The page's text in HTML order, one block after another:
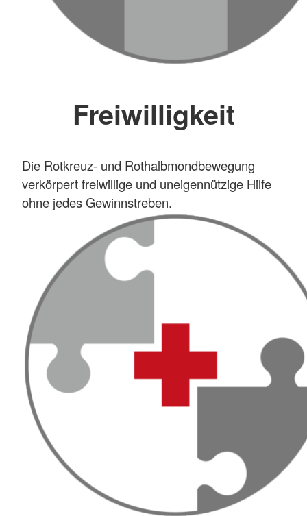
Freiwilligkeit
Die Rotkreuz- und Rothalbmondbewegung
verkörpert freiwillige und uneigennützige Hilfe
ohne jedes Gewinnstreben.